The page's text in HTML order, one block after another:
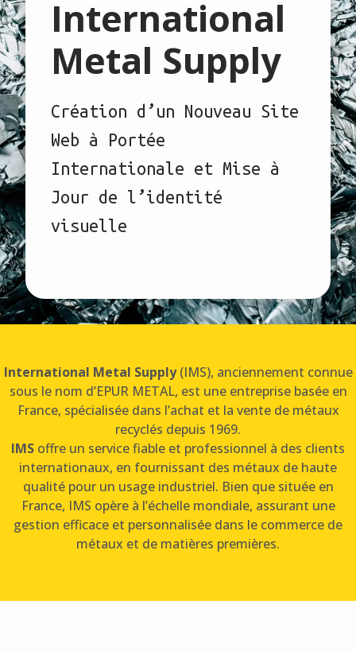
International
Metal Supply
Création d’un Nouveau Site
Web à Portée
Internationale et Mise à
Jour de l’identité
visuelle
International Metal Supply(IMS), anciennement connue
sous le nom d’EPUR METAL, est une entreprise basée en
France, spécialisée dans l’achat et la vente de métaux
recyclés depuis 1969.
IMS offre un service fiable et professionnel à des clients
internationaux, en fournissant des métaux de haute
qualité pour un usage industriel. Bien que située en
France, IMS opère à l’échelle mondiale, assurant une
gestion efficace et personnalisée dans le commerce de
métaux et de matières premières.